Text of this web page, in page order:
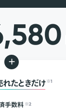
+
たときだけ ※1
手数料 ※2